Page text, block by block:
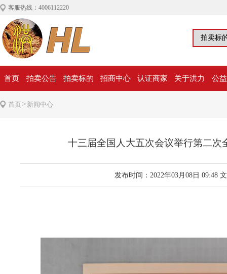
客服热线：4006112220
首页 拍卖公告 拍卖标的 招商中心 认证商家 关于洪力 公
首页> 新闻中心
十三届全国人大五次会议举行第二
发布时间：2022年03月08日 09:48